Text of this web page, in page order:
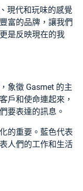
現代和玩味的感覺
富的品牌，讓我們
是反映現在的我
象徵 Gasmet 的主
戶和使命連起來，
要表達的訊息。
的重要。 藍色代表
人們的工作和生活